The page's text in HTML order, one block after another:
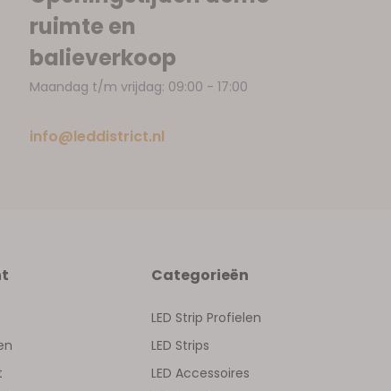
ruimte en
balieverkoop
Maandag t/m vrijdag: 09:00 - 17:00
info@leddistrict.nl
Categorieën
LED Strip Profielen
LED Strips
LED Accessoires